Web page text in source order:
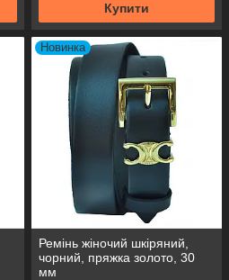
Купити
Новинка
Ремінь жіночий шкіряний,
чорний, пряжка золото, 30
мм